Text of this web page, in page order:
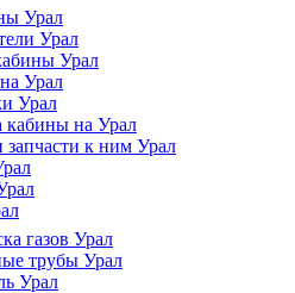
Урал
Урал
Урал
Урал
Урал
на Урал
к ним Урал
газов Урал
трубы Урал
Урал